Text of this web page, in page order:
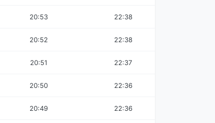
20:53 22:38
20:52 22:38
20:51 22:37
20:50 22:36
20:49 22:36